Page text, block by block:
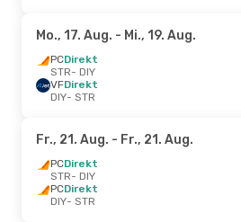
Mo., 17. Aug. - Mi., 19. Aug.
PCDirekt
STR- DIY
VFDirekt
DIY- STR
Fr., 21. Aug. - Fr., 21. Aug.
PCDirekt
STR- DIY
PCDirekt
DIY- STR